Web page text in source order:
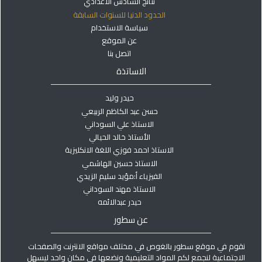
الحدود الدنيا للسنوات السابقة
سياسة الاستخدام
عن الموقع
اتصل بنا
الاساتذة
حيدر وليد
حسن عبد الكاظم الربيعي
الاستاذ علي السوداني
الأستاذ خالد الحيالي
الاستاذ احمد فوزي اللغة الانكليزية
الاستاذ حسين الهاشمي
الفيزياء أ:مؤيد سليم الزيدي
الاستاذ مهند السوداني
حيدر عبدالائمه
عن سطور
نقوم في موقع سطور بالغوص في مختلف مواقع الانترنت والصفحات
الاجتماعية لنجمع لكم المواد التعليمية ونضعها في مكان واحد ليسهل